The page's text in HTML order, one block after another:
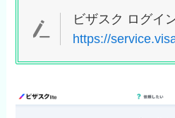
ビザスク ログイ
https://